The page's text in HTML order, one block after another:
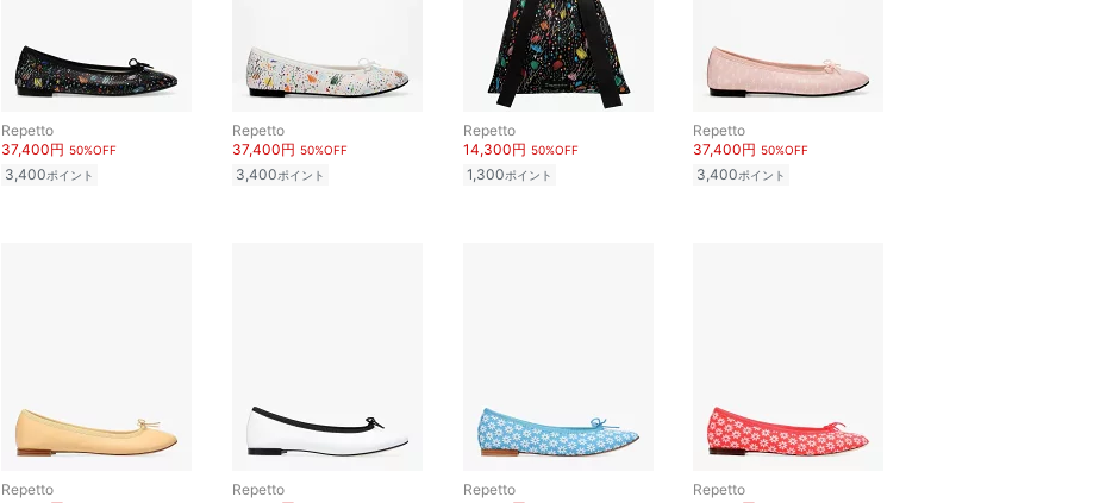
Repetto
37,400円 50%OFF
3,400ポイント
Repetto
37,400円 50%OFF
3,400ポイント
Repetto
14,300円 50%OFF
1,300ポイント
Repetto
37,400円 50%OFF
3,400ポイント
Repetto
Repetto
Repetto
Repetto